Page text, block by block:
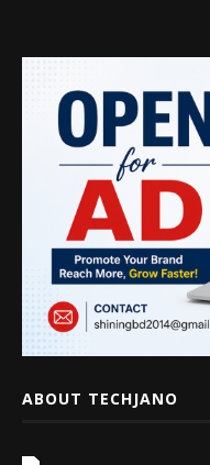
ABOUT TECHJANO